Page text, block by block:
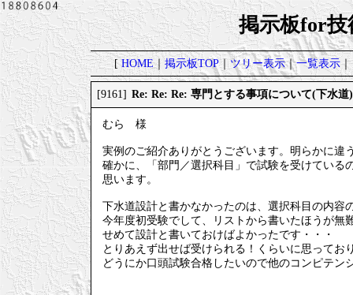
掲示板for技
[HOME｜掲示板TOP｜ツリー表示｜一覧表示｜
[9161] Re: Re: Re: 専門とする事項について(下水道)
むら 様
実例のご紹介ありがとうございます。明らかに違
確かに、「部門／選択科目」で試験を受けている
思います。
下水道設計と書かなかったのは、選択科目の内容
今年度初受験でして、リストから書いたほうが無
せめて設計と書いておけばよかったです・・・
とりあえず出せば受けられる！くらいに思って
どうにか口頭試験合格したいので他のコンピテ